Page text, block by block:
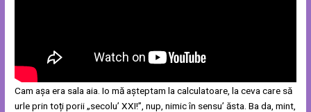
Cam așa era sala aia. Io mă așteptam la calculatoare, la ceva care să
urle prin toți porii „secolu’ XXI!”, nup, nimic în sensu’ ăsta. Ba da, mint,